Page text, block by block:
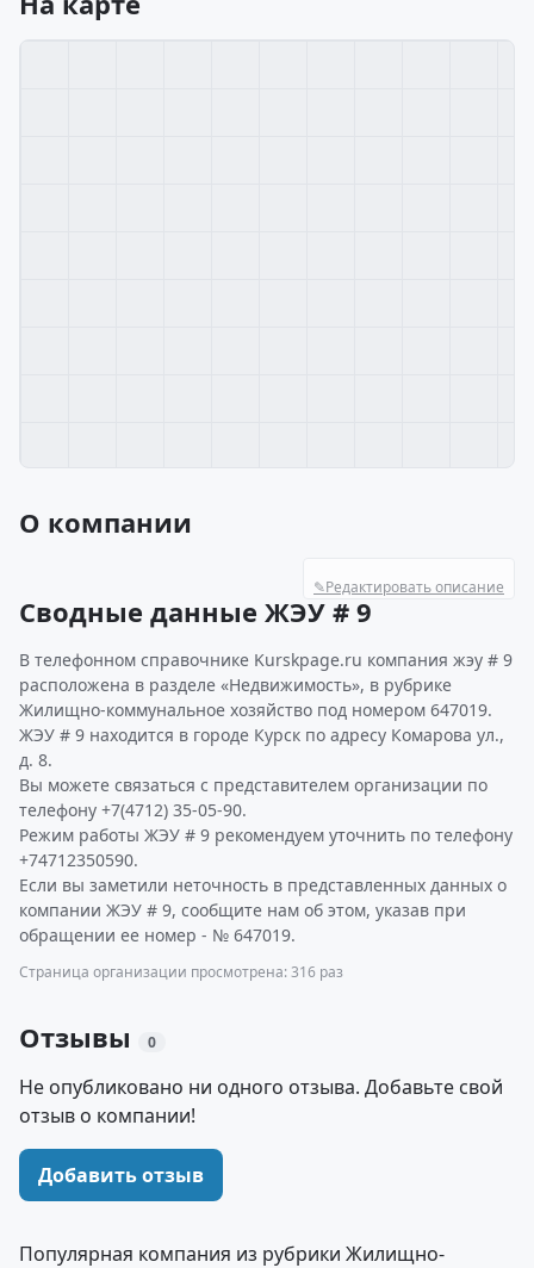
О компании
✎Редактировать описание
Сводные данные ЖЭУ # 9
В телефонном справочнике Kurskpage.ru компания жэу # 9
расположена в разделе «Недвижимость», в рубрике
Жилищно-коммунальное хозяйство под номером 647019.
ЖЭУ # 9 находится в городе Курск по адресу Комарова ул.,
д. 8.
Вы можете связаться с представителем организации по
телефону +7(4712) 35-05-90.
Режим работы ЖЭУ # 9 рекомендуем уточнить по телефону
+74712350590.
Если вы заметили неточность в представленных данных о
компании ЖЭУ # 9, сообщите нам об этом, указав при
обращении ее номер - № 647019.
Страница организации просмотрена: 316 раз
Отзывы 0
Не опубликовано ни одного отзыва. Добавьте свой
отзыв о компании!
Добавить отзыв
Популярная компания из рубрики Жилищно-